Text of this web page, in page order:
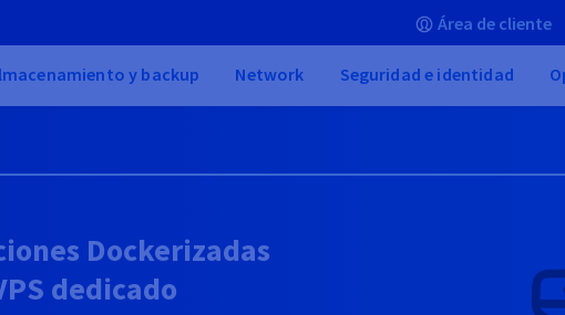
Área de cliente
y backup Network Seguridad e identidad
Dockerizadas
dedicado